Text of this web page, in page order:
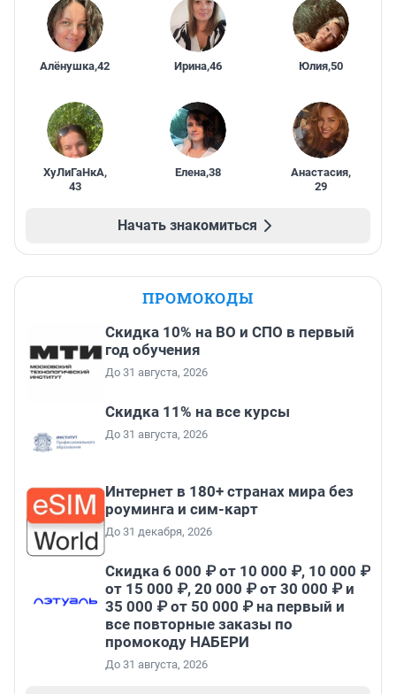
Алёнушка,42 Ирина,46 Юлия,50
ХуЛиГаНкА,
43
Елена,38 Анастасия,
29
Начать знакомиться
ПРОМОКОДЫ
Скидка 10% на ВО и СПО в первый
год обучения
До 31 августа, 2026
Скидка 11% на все курсы
До 31 августа, 2026
Интернет в 180+ странах мира без
роуминга и сим-карт
До 31 декабря, 2026
Скидка 6 000 ₽ от 10 000 ₽, 10 000 ₽
от 15 000 ₽, 20 000 ₽ от 30 000 ₽ и
35 000 ₽ от 50 000 ₽ на первый и
все повторные заказы по
промокоду НАБЕРИ
До 31 августа, 2026